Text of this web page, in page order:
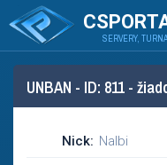
SERVERY,
UNBAN - ID: 811 -
Nick: Nalbi